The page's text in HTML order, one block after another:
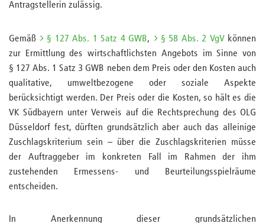
Antragstellerin zulässig.
Gemäß § 127 Abs. 1 Satz 4 GWB, § 58 Abs. 2 VgV können
zur Ermittlung des wirtschaftlichsten Angebots im Sinne von
§ 127 Abs. 1 Satz 3 GWB neben dem Preis oder den Kosten auch
qualitative, umweltbezogene oder soziale Aspekte
berücksichtigt werden. Der Preis oder die Kosten, so hält es die
VK Südbayern unter Verweis auf die Rechtsprechung des OLG
Düsseldorf fest, dürften grundsätzlich aber auch das alleinige
Zuschlagskriterium sein – über die Zuschlagskriterien müsse
der Auftraggeber im konkreten Fall im Rahmen der ihm
zustehenden Ermessens- und Beurteilungsspielräume
entscheiden.
In Anerkennung dieser grundsätzlichen